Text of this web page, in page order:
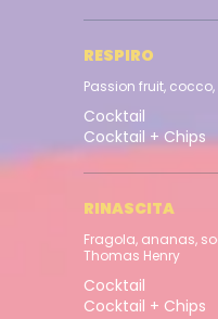
RESPIRO
Passion fruit,
Cocktail
Cocktail + Chips
RINASCITA
Fragola, ananas,
Thomas Henry
Cocktail
Cocktail + Chips